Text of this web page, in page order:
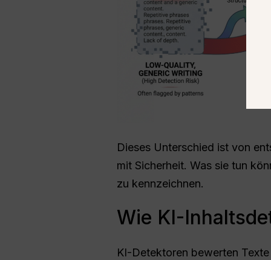
Dieses Unterschied ist von
mit Sicherheit. Was sie tun
zu kennzeichnen.
Wie KI-
KI-Detektoren bewerten